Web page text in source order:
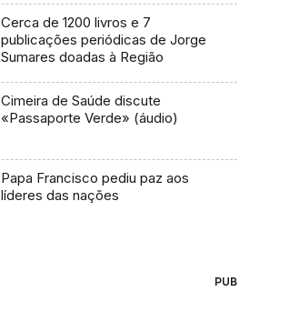
Cerca de 1200 livros e 7
publicações periódicas de Jorge
Sumares doadas à Região
Cimeira de Saúde discute
«Passaporte Verde» (áudio)
Papa Francisco pediu paz aos
líderes das nações
PUB